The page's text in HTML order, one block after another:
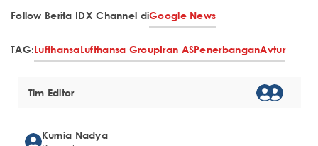
Follow Berita IDX Channel diGoogle News
TAG:LufthansaLufthansa GroupIran ASPenerbanganAvtur
Tim Editor
Kurnia Nadya